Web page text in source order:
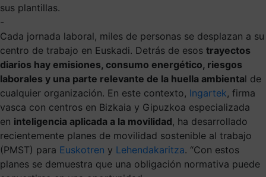
sus plantillas.
-
Cada jornada laboral, miles de personas se desplazan a su
centro de trabajo en Euskadi. Detrás de esos trayectos
diarios hay emisiones, consumo energético, riesgos
laborales y una parte relevante de la huella ambiental de
cualquier organización. En este contexto, Ingartek, firma
vasca con centros en Bizkaia y Gipuzkoa especializada
en inteligencia aplicada a la movilidad, ha desarrollado
recientemente planes de movilidad sostenible al trabajo
(PMST) para Euskotren y Lehendakaritza. “Con estos
planes se demuestra que una obligación normativa puede